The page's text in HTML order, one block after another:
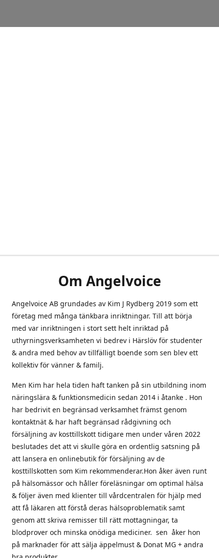
Om Angelvoice
Angelvoice AB grundades av Kim J Rydberg 2019 som ett
företag med många tänkbara inriktningar. Till att börja
med var inriktningen i stort sett helt inriktad på
uthyrningsverksamheten vi bedrev i Härslöv för studenter
& andra med behov av tillfälligt boende som sen blev ett
kollektiv för vänner & familj.
Men Kim har hela tiden haft tanken på sin utbildning inom
näringslära & funktionsmedicin sedan 2014 i åtanke . Hon
har bedrivit en begränsad verksamhet främst genom
kontaktnät & har haft begränsad rådgivning och
försäljning av kosttillskott tidigare men under våren 2022
beslutades det att vi skulle göra en ordentlig satsning på
att lansera en onlinebutik för försäljning av de
kosttillskotten som Kim rekommenderar.Hon åker även runt
på hälsomässor och håller föreläsningar om optimal hälsa
& följer även med klienter till vårdcentralen för hjälp med
att få läkaren att förstå deras hälsoproblematik samt
genom att skriva remisser till rätt mottagningar, ta
blodprover och minska onödiga mediciner. sen åker hon
på marknader för att sälja äppelmust & Donat MG + andra